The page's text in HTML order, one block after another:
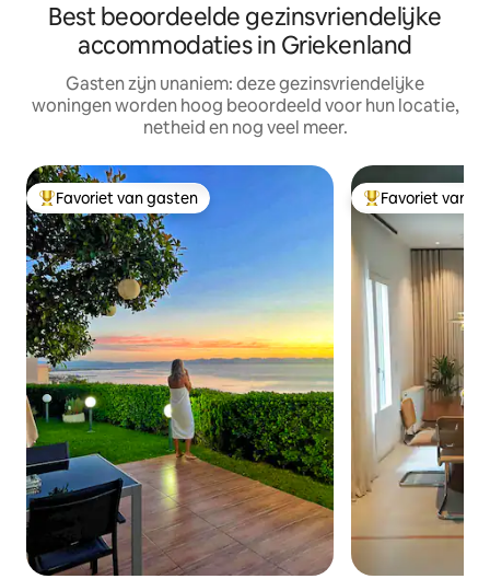
Best beoordeelde gezinsvriendelijke
accommodaties in Griekenland
Gasten zijn unaniem: deze gezinsvriendelijke
woningen worden hoog beoordeeld voor hun locatie,
netheid en nog veel meer.
Topfavoriet van gasten
Favoriet van gasten Topfavoriet van
Favoriet van